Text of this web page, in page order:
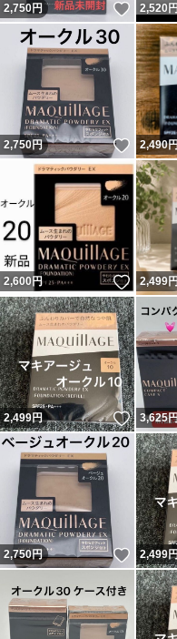
2,750円 いいね
2,520 円
2,750円 いい
2,490
2,600 円 いい
2,499円
2,499円 いいね
3,625
2,750円 いい
2,499